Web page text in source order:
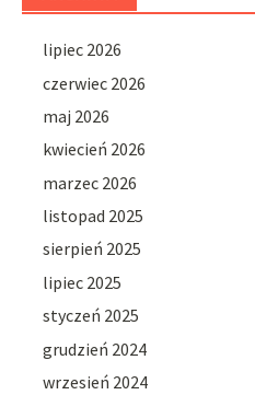
lipiec 2026
czerwiec 2026
maj 2026
kwiecień 2026
marzec 2026
listopad 2025
sierpień 2025
lipiec 2025
styczeń 2025
grudzień 2024
wrzesień 2024